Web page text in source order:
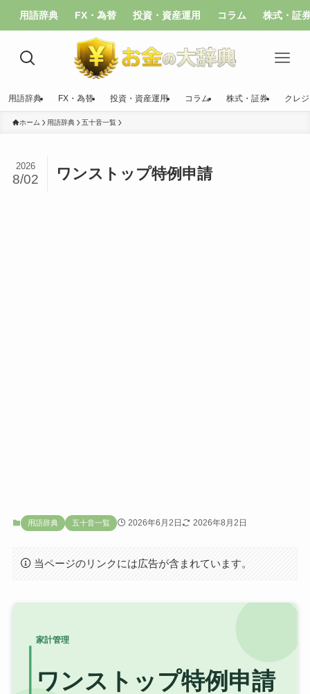
用語辞典 FX・為替 投資・資産運用 コラム 株式・証
用語辞典 FX・為替 投資・資産運用 コラム 株式・証券 クレ
ホーム 用語辞典 五十音一覧
ワンストップ特例申請
2026
8/02
用語辞典 五十音一覧 2026年6月2日 2026年8月2日
当ページのリンクには広告が含まれています。